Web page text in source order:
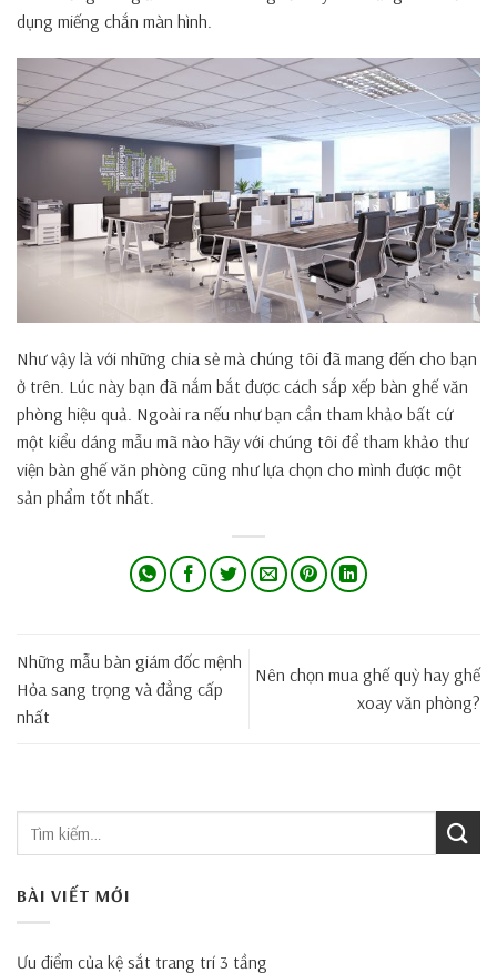
dụng miếng chắn màn hình.
Như vậy là với những chia sẻ mà chúng tôi đã mang đến cho bạn
ở trên. Lúc này bạn đã nắm bắt được cách sắp xếp bàn ghế văn
phòng hiệu quả. Ngoài ra nếu như bạn cần tham khảo bất cứ
một kiểu dáng mẫu mã nào hãy với chúng tôi để tham khảo thư
viện bàn ghế văn phòng cũng như lựa chọn cho mình được một
sản phẩm tốt nhất.
Những mẫu bàn giám đốc mệnh
Hỏa sang trọng và đẳng cấp
nhất
Nên chọn mua ghế quỳ hay ghế
xoay văn phòng?
BÀI VIẾT MỚI
Ưu điểm của kệ sắt trang trí 3 tầng